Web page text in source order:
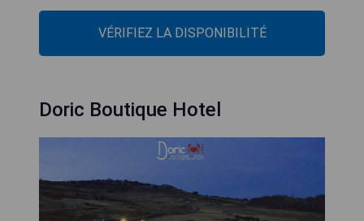
VÉRIFIEZ LA DISPONIBILITÉ
Doric Boutique Hotel